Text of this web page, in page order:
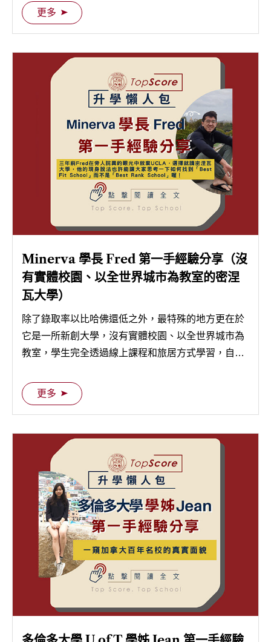
第一次幫母校拉抬一下人氣，快跟著 Edgar 學長一起
來認識 McGill 吧！
更多
Minerva 學長 Fred 第一手經驗分享（沒
有實體校園、以全世界城市為教室的密涅
瓦大學）
除了錄取率以比哈佛還低之外，最特殊的地方更在於
它是一所新創大學，沒有實體校園、以全世界城市為
教室，學生完全透過線上課程和旅居方式學習，自大
市。 三年前，TopScore 校友 Fred 就在旁人詫異的眼
光中放棄 UCLA 選擇就讀密涅瓦大學，他的現身說法
是 Best Rank School 喔！
更多